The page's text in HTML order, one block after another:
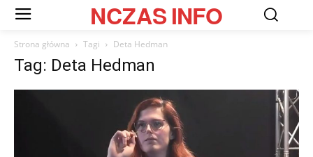
NCZASINFO
Strona główna Tagi Deta Hedman
Tag: Deta Hedman